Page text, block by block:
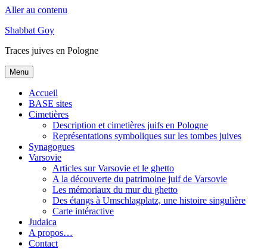
Aller au contenu
Shabbat Goy
Traces juives en Pologne
Menu
Accueil
BASE sites
Cimetières
Description et cimetières juifs en Pologne
Représentations symboliques sur les tombes juives
Synagogues
Varsovie
Articles sur Varsovie et le ghetto
A la découverte du patrimoine juif de Varsovie
Les mémoriaux du mur du ghetto
Des étangs à Umschlagplatz, une histoire singulière
Carte intéractive
Judaica
A propos…
Contact